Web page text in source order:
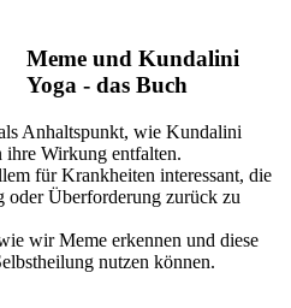
Meme und Kundalini
Yoga - das Buch
Anhaltspunkt, wie Kundalini
ihre Wirkung entfalten.
für Krankheiten interessant, die
oder Überforderung zurück zu
wir Meme erkennen und diese
nutzen können.